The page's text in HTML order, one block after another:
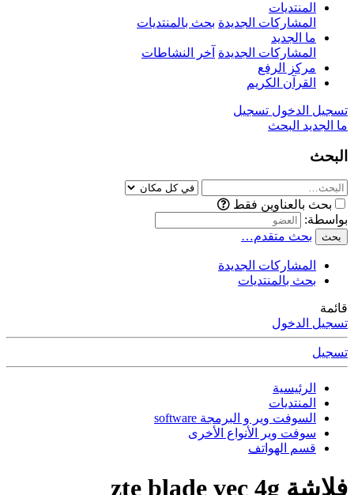
المنتديات
المشاركات الجديدة بحث بالمنتديات
ما الجديد
المشاركات الجديدة آخر النشاطات
مركز الرفع
القرآن الكريم
تسجيل الدخول تسجيل
ما الجديد البحث
البحث
بحث بالعناوين فقط
بواسطة:
بحث بحث متقدم…
المشاركات الجديدة
بحث بالمنتديات
قائمة
تسجيل الدخول
تسجيل
الرئيسية
المنتديات
السوفت وير و البرمجة software
سوفت وير الأنواع الأخرى
قسم الهواتف
فلاشة zte blade vec 4g